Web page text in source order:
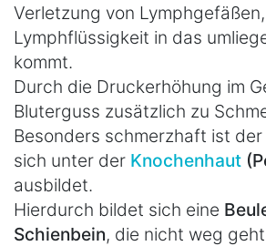
Verletzung von
Lymphflüssigkeit in das
kommt.
Durch die Druckerhöhung im
Bluterguss zusätzlich zu
Besonders schmerzhaft ist der
sich unter der Knochenhaut
ausbildet.
Hierdurch bildet sich eine
Schienbein, die nicht weg